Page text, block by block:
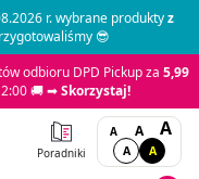
r. wybrane produktyz
😎
odbioru DPD Pickup za 5,99
🚚 ➡Skorzystaj!
Poradniki
A A A
A A